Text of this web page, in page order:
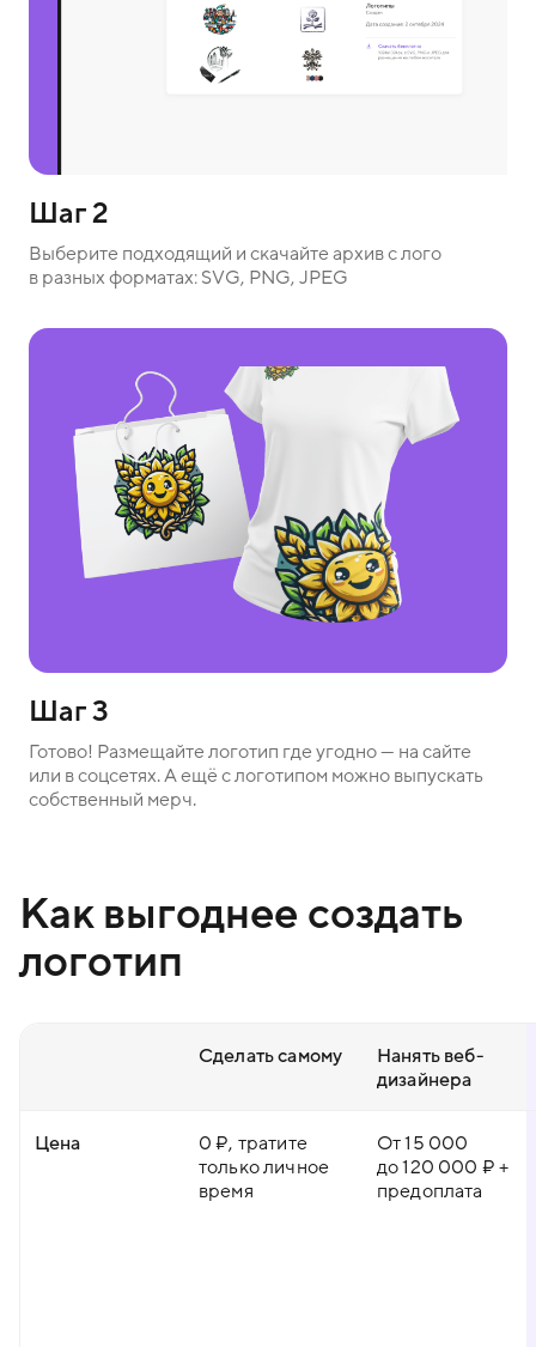
Шаг 2
Выберите подходящий и скачайте архив с лого
в разных форматах: SVG, PNG, JPEG
Шаг 3
Готово! Размещайте логотип где угодно — на сайте
или в соцсетях. А ещё с логотипом можно выпускать
собственный мерч.
Как выгоднее создать
логотип
Сделать самому
Нанять веб-
дизайнера
Цена
0 ₽, тратите
только личное
время
От 15 000
до 120 000 ₽ +
предоплата